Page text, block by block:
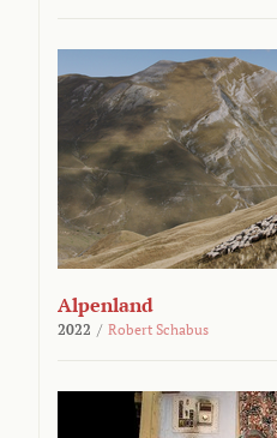
Alpenland
2022 / Robert Schabus